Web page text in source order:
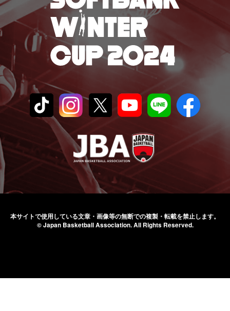
本サイトで使用している文章・画像等の無断での複製・転載を禁止します。
© Japan Basketball Association.All Rights Reserved.